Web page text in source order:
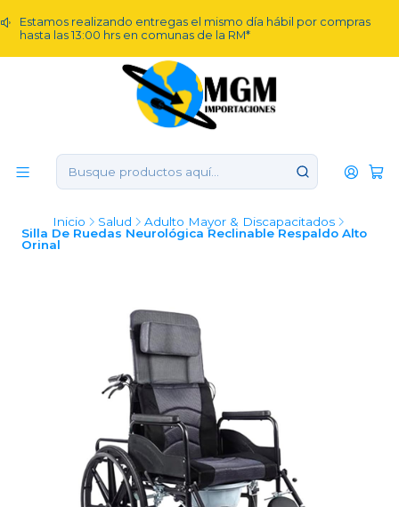
Estamos realizando entregas el mismo día hábil por compras
hasta las 13:00 hrs en comunas de la RM*
Inicio Salud
Adulto Mayor & Discapacitados
Silla De Ruedas Neurológica Reclinable Respaldo Alto
Orinal